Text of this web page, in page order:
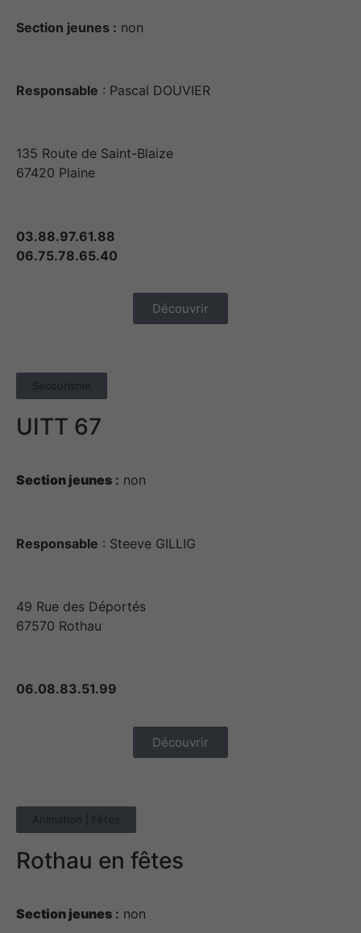
Section jeunes : non
Responsable : Pascal DOUVIER
135 Route de Saint-Blaize
67420 Plaine
03.88.97.61.88
06.75.78.65.40
Découvrir
Secourisme
UITT 67
Section jeunes : non
Responsable : Steeve GILLIG
49 Rue des Déportés
67570 Rothau
06.08.83.51.99
Découvrir
Animation | Fêtes
Rothau en fêtes
Section jeunes : non